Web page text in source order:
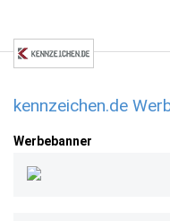
kennzeichen.de
Werbebanner